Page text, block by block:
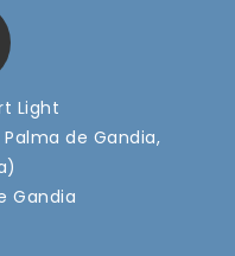
Light
de Gandia,
Gandia